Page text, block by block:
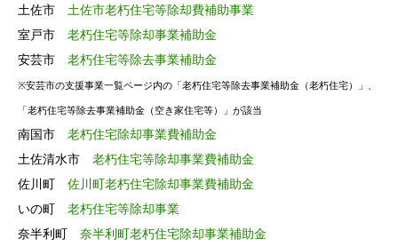
土佐市 土佐市老朽住宅等除却費補助事業
室戸市 老朽住宅等除却事業補助金
安芸市 老朽住宅等除去事業補助金
※安芸市の支援事業一覧ページ内の「老朽住宅等除去事業補助金（老朽住宅）」、
「老朽住宅等除去事業補助金（空き家住宅等）」が該当
南国市 老朽住宅除却事業費補助金
土佐清水市 老朽住宅等除却事業費補助金
佐川町 佐川町老朽住宅除却事業費補助金
いの町 老朽住宅等除却事業
奈半利町 奈半利町老朽住宅除却事業補助金